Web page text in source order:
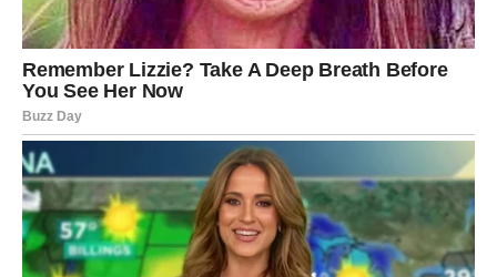
dolaze.
SLUŠAJTE ZNAKOVE KOJI SE
POJAVLJUJU
Svemir rijetko govori glasno.
Najčešće šalje poruke kroz ljude, događaje i osjećaje koje
ne možemo objasniti.